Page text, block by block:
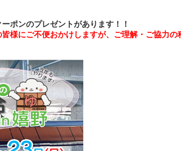
ポンのプレゼントがあります！！
様にご不便おかけしますが、ご理解・ご協力の